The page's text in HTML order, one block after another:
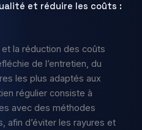
et réduire les coûts :
la réduction des coûts
de l’entretien, du
les plus adaptés aux
régulier consiste à
avec des méthodes
afin d’éviter les rayures et